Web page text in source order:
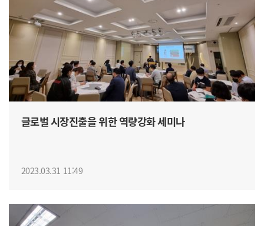
글로벌 시장진출을 위한 역량강화 세미나
2023.03.31 11:49